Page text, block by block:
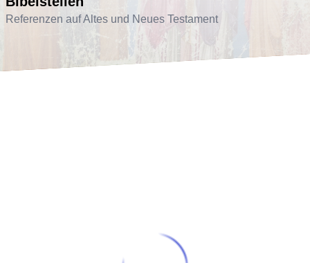
Referenzen auf Altes und Neues Testament